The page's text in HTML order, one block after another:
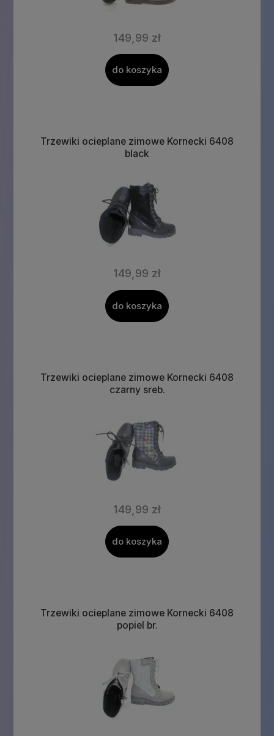
149,99 zł
do koszyka
Trzewiki ocieplane zimowe Kornecki 6408
black
149,99 zł
do koszyka
Trzewiki ocieplane zimowe Kornecki 6408
czarny sreb.
149,99 zł
do koszyka
Trzewiki ocieplane zimowe Kornecki 6408
popiel br.